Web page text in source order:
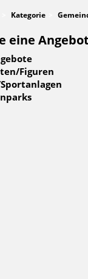
Kategorie
eine
Figuren